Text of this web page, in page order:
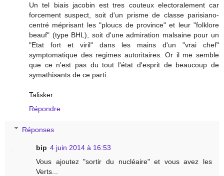
Un tel biais jacobin est tres couteux electoralement car
forcement suspect, soit d'un prisme de classe parisiano-
centré méprisant les "ploucs de province" et leur "folklore
beauf" (type BHL), soit d'une admiration malsaine pour un
"Etat fort et viril" dans les mains d'un "vrai chef"
symptomatique des regimes autoritaires. Or il me semble
que ce n'est pas du tout l'état d'esprit de beaucoup de
symathisants de ce parti.
Talisker.
Répondre
Réponses
bip 4 juin 2014 à 16:53
Vous ajoutez "sortir du nucléaire" et vous avez les
Verts...